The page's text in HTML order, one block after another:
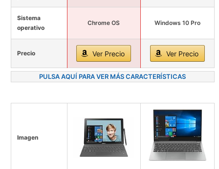
Sistema
operativo
Chrome OS Windows 10 Pro
Precio Ver Precio Ver Precio
PULSA AQUÍ PARA VER MÁS CARACTERÍSTICAS
Imagen